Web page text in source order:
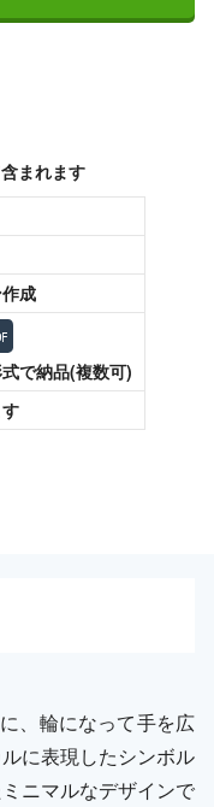
含まれます
成
で納品(複数可)
、輪になって手を広
に表現したシンボル
ニマルなデザインで